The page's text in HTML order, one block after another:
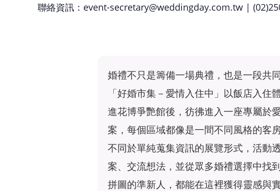
聯絡資訊：event-secretary@weddingday.com.tw |
婚禮不只是籌備一場典禮，也是一段共
「好婚市集－愛情入住中」以飯店入
進花博爭艷館後，彷彿進入一座專屬於
案，每個區域都像是一間不同風格的客
不同於單純蒐集資訊的展覽形式，活動
案、交流想法，並從眾多婚禮選擇中找
拼圖的準新人，都能在這裡獲得靈感與實